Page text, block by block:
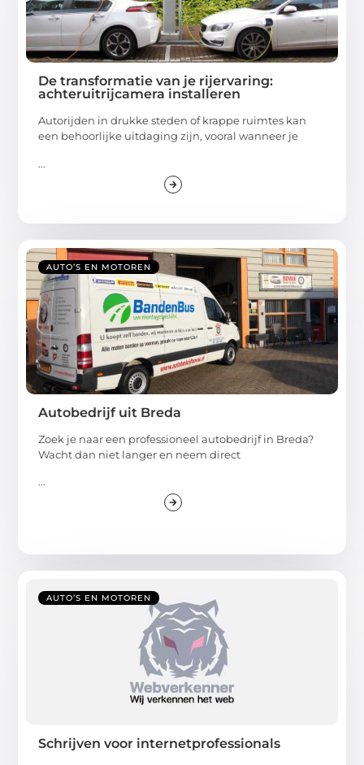
De transformatie van je rijervaring:
achteruitrijcamera installeren
Autorijden in drukke steden of krappe ruimtes kan
een behoorlijke uitdaging zijn, vooral wanneer je
...
AUTO’S EN MOTOREN
Autobedrijf uit Breda
Zoek je naar een professioneel autobedrijf in Breda?
Wacht dan niet langer en neem direct
...
AUTO’S EN MOTOREN
Schrijven voor internetprofessionals